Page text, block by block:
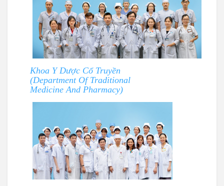
Khoa Y Dược Cổ Truyền
(Department Of Traditional
Medicine And Pharmacy)